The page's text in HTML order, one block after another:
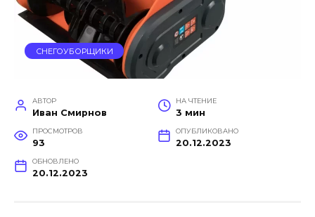
СНЕГОУБОРЩИКИ
АВТОР
Иван Смирнов
НА ЧТЕНИЕ
3 мин
ПРОСМОТРОВ
93
ОПУБЛИКОВАНО
20.12.2023
ОБНОВЛЕНО
20.12.2023